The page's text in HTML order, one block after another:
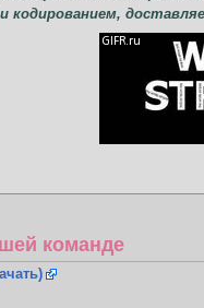
кодированием,
команде